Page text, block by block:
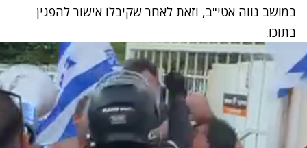
במושב נווה אטי"ב, וזאת לאחר שקיבלו אישור להפגין
בתוכו.